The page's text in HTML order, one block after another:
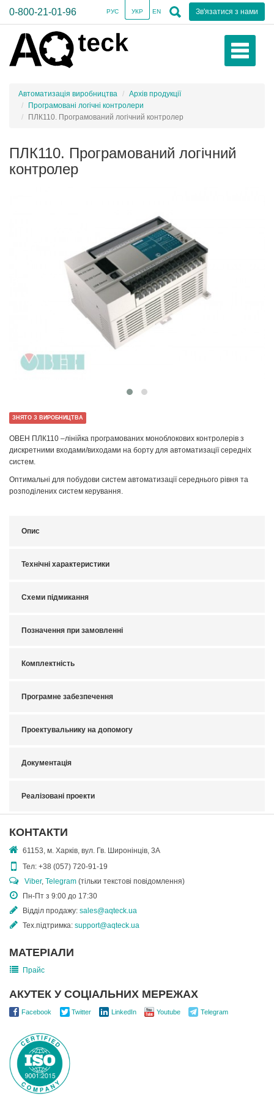
0-800-21-01-96 Зв'язатися з нами
РУС УКР EN
Автоматизація виробництва
Архів продукції
Програмовані логічні контролери
ПЛК110. Програмований логічний контролер
ПЛК110. Програмований логічний
контролер
ЗНЯТО З ВИРОБНИЦТВА
ОВЕН ПЛК110 –лінійка програмованих моноблокових контролерів з
дискретними входами/виходами на борту для автоматизації середніх
систем.
Оптимальні для побудови систем автоматизації середнього рівня та
розподілених систем керування.
Опис
Технічні характеристики
Схеми підмикання
Позначення при замовленні
Комплектність
Програмне забезпечення
Проектувальнику на допомогу
Документація
Реалізовані проекти
КОНТАКТИ
61153, м. Харків, вул. Гв. Широнінців, 3А
Тел: +38 (057) 720-91-19
Viber, Telegram (тільки текстові повідомлення)
Пн-Пт з 9:00 до 17:30
Відділ продажу: sales@aqteck.ua
Тех.підтримка: support@aqteck.ua
МАТЕРІАЛИ
Прайс
АКУТЕК У СОЦІАЛЬНИХ МЕРЕЖАХ
Facebook Twitter LinkedIn Youtube Telegram